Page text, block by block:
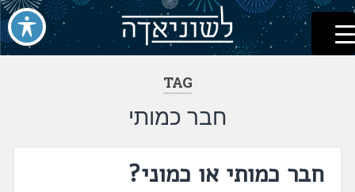
דלג
לתוכן
לשוניאדה
עברית. לשון. שפה
TAG
חבר כמותי
חבר כמותי או כמוני?